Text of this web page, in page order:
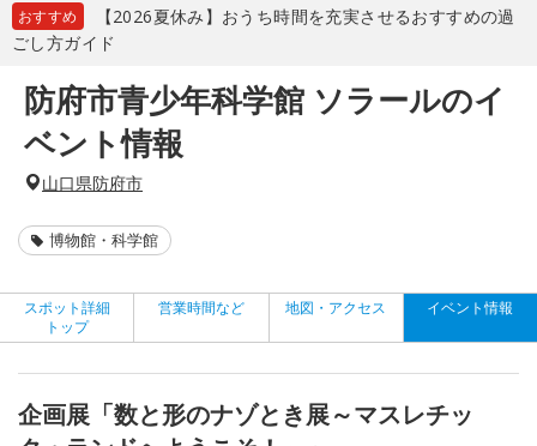
おすすめ
【2026夏休み】おうち時間を充実させるおすすめの過
ごし方ガイド
防府市青少年科学館 ソラールのイ
ベント情報
山口県防府市
博物館・科学館
スポット詳細
トップ
営業時間など 地図・アクセス イベント情報
企画展「数と形のナゾとき展～マスレチッ